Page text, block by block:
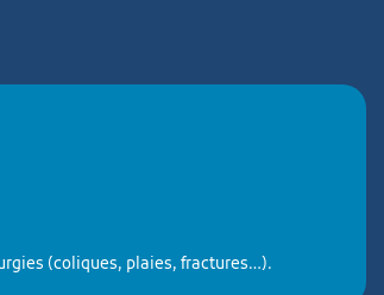
(coliques, plaies, fractures…).